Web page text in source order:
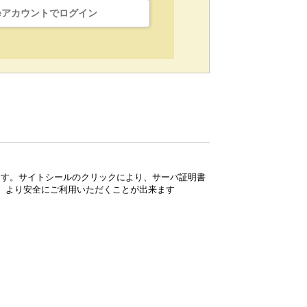
カウントでログイン
。サイトシールのクリックにより、サーバ証明書
り安全にご利用いただくことが出来ます